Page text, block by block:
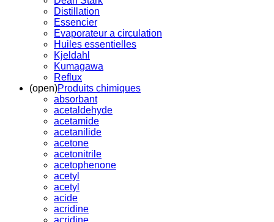
Distillation
Essencier
Evaporateur a circulation
Huiles essentielles
Kjeldahl
Kumagawa
Reflux
(open)Produits chimiques
absorbant
acetaldehyde
acetamide
acetanilide
acetone
acetonitrile
acetophenone
acetyl
acetyl
acide
acridine
acridine